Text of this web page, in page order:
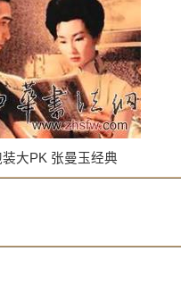
大PK 张曼玉经典